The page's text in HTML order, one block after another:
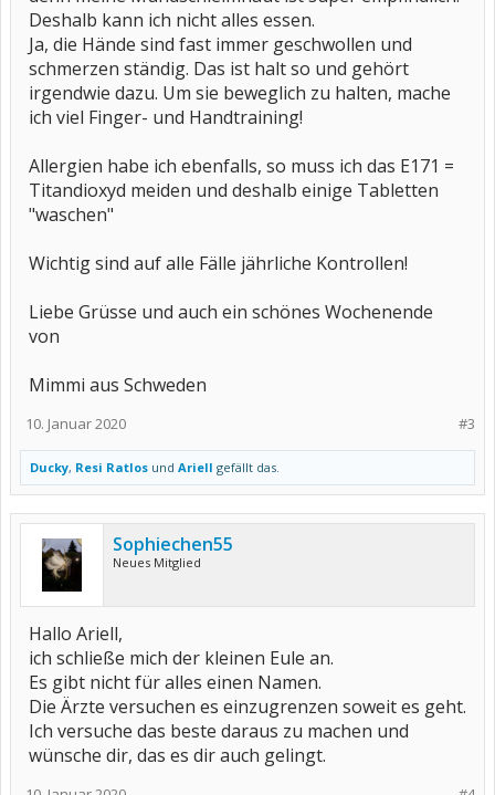
Deshalb kann ich nicht alles essen.
Ja, die Hände sind fast immer geschwollen und
schmerzen ständig. Das ist halt so und gehört
irgendwie dazu. Um sie beweglich zu halten, mache
ich viel Finger- und Handtraining!
Allergien habe ich ebenfalls, so muss ich das E171 =
Titandioxyd meiden und deshalb einige Tabletten
"waschen"
Wichtig sind auf alle Fälle jährliche Kontrollen!
Liebe Grüsse und auch ein schönes Wochenende
von
Mimmi aus Schweden
#3
10. Januar 2020
Ducky, Resi Ratlos und Ariell gefällt das.
Sophiechen55
Neues Mitglied
Hallo Ariell,
ich schließe mich der kleinen Eule an.
Es gibt nicht für alles einen Namen.
Die Ärzte versuchen es einzugrenzen soweit es geht.
Ich versuche das beste daraus zu machen und
wünsche dir, das es dir auch gelingt.